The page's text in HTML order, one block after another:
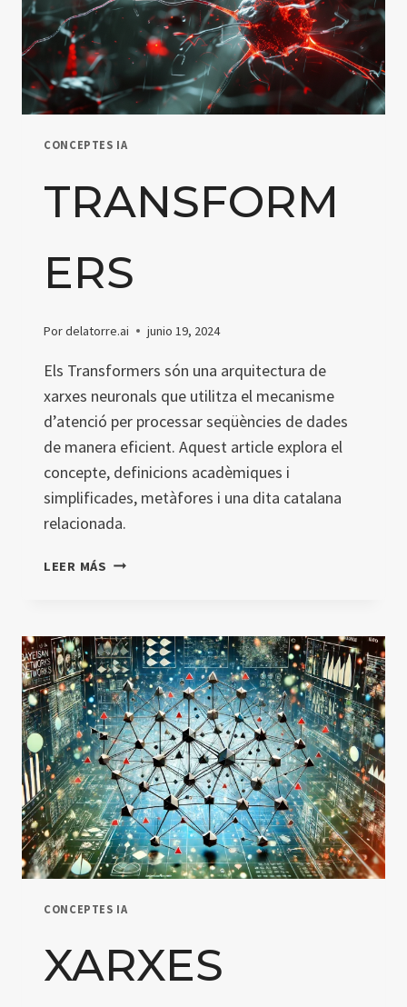
CONCEPTES IA
TRANSFORM
ERS
Pordelatorre.ai junio 19, 2024
Els Transformers són una arquitectura de
xarxes neuronals que utilitza el mecanisme
d’atenció per processar seqüències de dades
de manera eficient. Aquest article explora el
concepte, definicions acadèmiques i
simplificades, metàfores i una dita catalana
relacionada.
LEER MÁS TRANSFORMERS
CONCEPTES IA
XARXES